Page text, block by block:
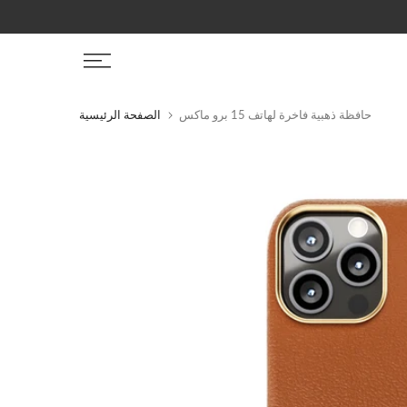
إلى
الصفحة الرئيسية حافظة ذهبية فاخرة لهاتف 15 برو ماكس